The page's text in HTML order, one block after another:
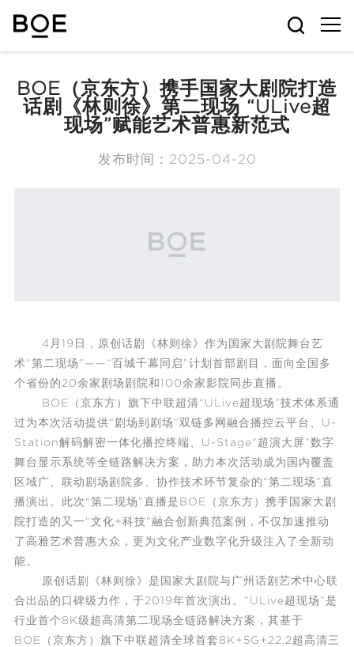
BOE（京东方）携手国家大剧院打造
话剧《林则徐》第二现场 “ULive超
现场”赋能艺术普惠新范式
发布时间：2025-04-20
4月19日，原创话剧《林则徐》作为国家大剧院舞台艺
术“第二现场”——“百城千幕同启”计划首部剧目，面向全国多
个省份的20余家剧场剧院和100余家影院同步直播。
BOE（京东方）旗下中联超清“ULive超现场”技术体系通
过为本次活动提供“剧场到剧场”双链多网融合播控云平台、U-
Station解码解密一体化播控终端、U-Stage“超演大屏”数字
舞台显示系统等全链路解决方案，助力本次活动成为国内覆盖
区域广、联动剧场剧院多、协作技术环节复杂的“第二现场”直
播演出。此次“第二现场”直播是BOE（京东方）携手国家大剧
院打造的又一“文化+科技”融合创新典范案例，不仅加速推动
了高雅艺术普惠大众，更为文化产业数字化升级注入了全新动
能。
原创话剧《林则徐》是国家大剧院与广州话剧艺术中心联
合出品的口碑级力作，于2019年首次演出。“ULive超现场”是
行业首个8K级超高清第二现场全链路解决方案，其基于
BOE（京东方）旗下中联超清全球首套8K+5G+22.2超高清三